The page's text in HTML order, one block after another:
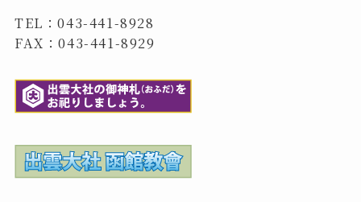
TEL：043-441-8928
FAX：043-441-8929